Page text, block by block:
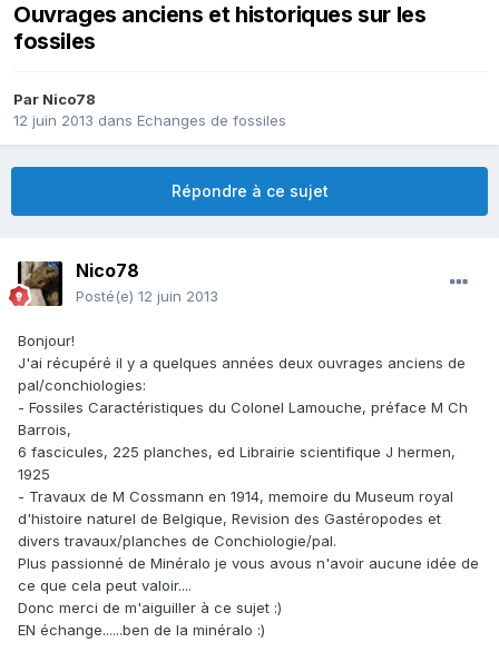
Ouvrages anciens et historiques sur les
fossiles
Par Nico78
12 juin 2013 dans Echanges de fossiles
Répondre à ce sujet
Nico78
Posté(e) 12 juin 2013
Bonjour!
J'ai récupéré il y a quelques années deux ouvrages anciens de
pal/conchiologies:
- Fossiles Caractéristiques du Colonel Lamouche, préface M Ch
Barrois,
6 fascicules, 225 planches, ed Librairie scientifique J hermen,
1925
- Travaux de M Cossmann en 1914, memoire du Museum royal
d'histoire naturel de Belgique, Revision des Gastéropodes et
divers travaux/planches de Conchiologie/pal.
Plus passionné de Minéralo je vous avous n'avoir aucune idée de
ce que cela peut valoir....
Donc merci de m'aiguiller à ce sujet :)
EN échange......ben de la minéralo :)